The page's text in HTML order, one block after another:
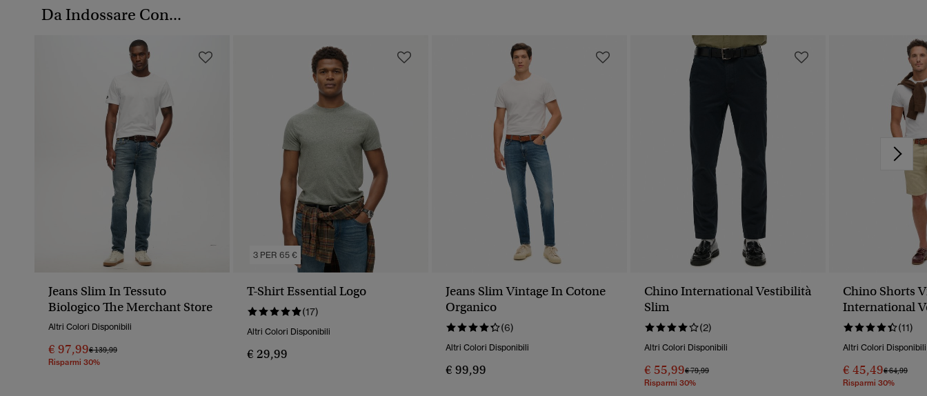
Da Indossare Con...
Jeans Slim In Tessuto
Biologico The Merchant Store
Altri Colori Disponibili
€ 97,99Prezzo Ridotto Da
€ 139,99A
Risparmi 30%
3 PER 65 €
T-Shirt Essential Logo
(17)
Altri Colori Disponibili
€ 29,99
Jeans Slim Vintage In Cotone
Organico
(6)
Altri Colori Disponibili
€ 99,99
Chino International Vestibilità
Slim
(2)
Altri Colori Disponibili
€ 55,99Prezzo Ridotto Da
€ 79,99A
Risparmi 30%
Chino Shorts
International
(11)
Altri Colori Disponibili
€ 45,49Prezzo
€ 64,99A
Risparmi 30%